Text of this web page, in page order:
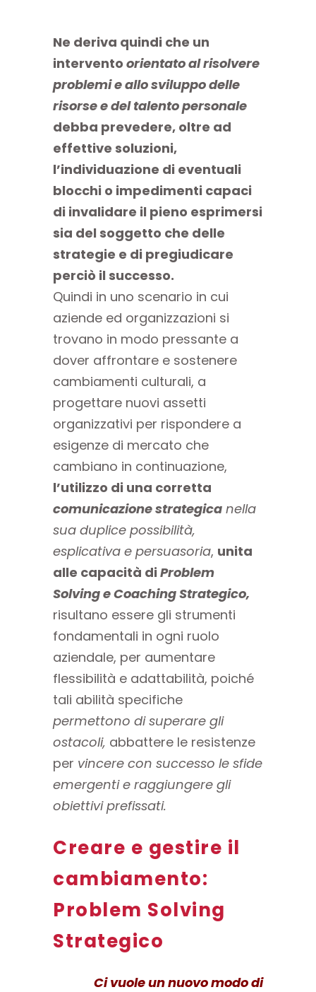
Ne deriva quindi che un
intervento orientato al risolvere
problemi e allo sviluppo delle
risorse e del talento personale
debba prevedere, oltre ad
effettive soluzioni,
l’individuazione di eventuali
blocchi o impedimenti capaci
di invalidare il pieno esprimersi
sia del soggetto che delle
strategie e di pregiudicare
perciò il successo.
Quindi in uno scenario in cui
aziende ed organizzazioni si
trovano in modo pressante a
dover affrontare e sostenere
cambiamenti culturali, a
progettare nuovi assetti
organizzativi per rispondere a
esigenze di mercato che
cambiano in continuazione,
l’utilizzo di una corretta
comunicazione strategica nella
sua duplice possibilità,
esplicativa e persuasoria, unita
alle capacità di Problem
Solving e Coaching Strategico,
risultano essere gli strumenti
fondamentali in ogni ruolo
aziendale, per aumentare
flessibilità e adattabilità, poiché
tali abilità specifiche
permettono di superare gli
ostacoli, abbattere le resistenze
per vincere con successo le sfide
emergenti e raggiungere gli
obiettivi prefissati.
Creare e gestire il
cambiamento:
Problem Solving
Strategico
Ci vuole un nuovo modo di